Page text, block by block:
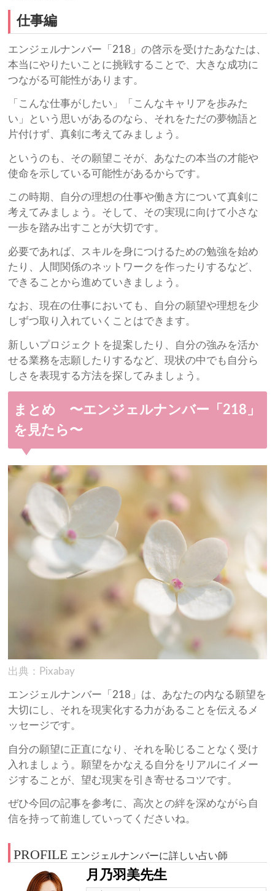
仕事編
エンジェルナンバー「218」の啓示を受けたあなたは、
本当にやりたいことに挑戦することで、大きな成功に
つながる可能性があります。
「こんな仕事がしたい」「こんなキャリアを歩みた
い」という思いがあるのなら、それをただの夢物語と
片付けず、真剣に考えてみましょう。
というのも、その願望こそが、あなたの本当の才能や
使命を示している可能性があるからです。
この時期、自分の理想の仕事や働き方について真剣に
考えてみましょう。そして、その実現に向けて小さな
一歩を踏み出すことが大切です。
必要であれば、スキルを身につけるための勉強を始め
たり、人間関係のネットワークを作ったりするなど、
できることから進めていきましょう。
なお、現在の仕事においても、自分の願望や理想を少
しずつ取り入れていくことはできます。
新しいプロジェクトを提案したり、自分の強みを活か
せる業務を志願したりするなど、現状の中でも自分ら
しさを表現する方法を探してみましょう。
まとめ 〜エンジェルナンバー「218」
を見たら〜
出典：Pixabay
エンジェルナンバー「218」は、あなたの内なる願望を
大切にし、それを現実化する力があることを伝えるメ
ッセージです。
自分の願望に正直になり、それを恥じることなく受け
入れましょう。願望をかなえる自分をリアルにイメー
ジすることが、望む現実を引き寄せるコツです。
ぜひ今回の記事を参考に、高次との絆を深めながら自
信を持って前進していってくださいね。
PROFILE エンジェルナンバーに詳しい占い師
月乃羽美先生